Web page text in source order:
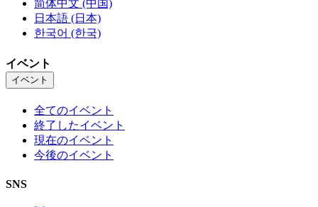
简体中文 (中国)
日本語 (日本)
한국어 (한국)
イベント
イベント
全てのイベント
終了したイベント
現在のイベント
今後のイベント
SNS